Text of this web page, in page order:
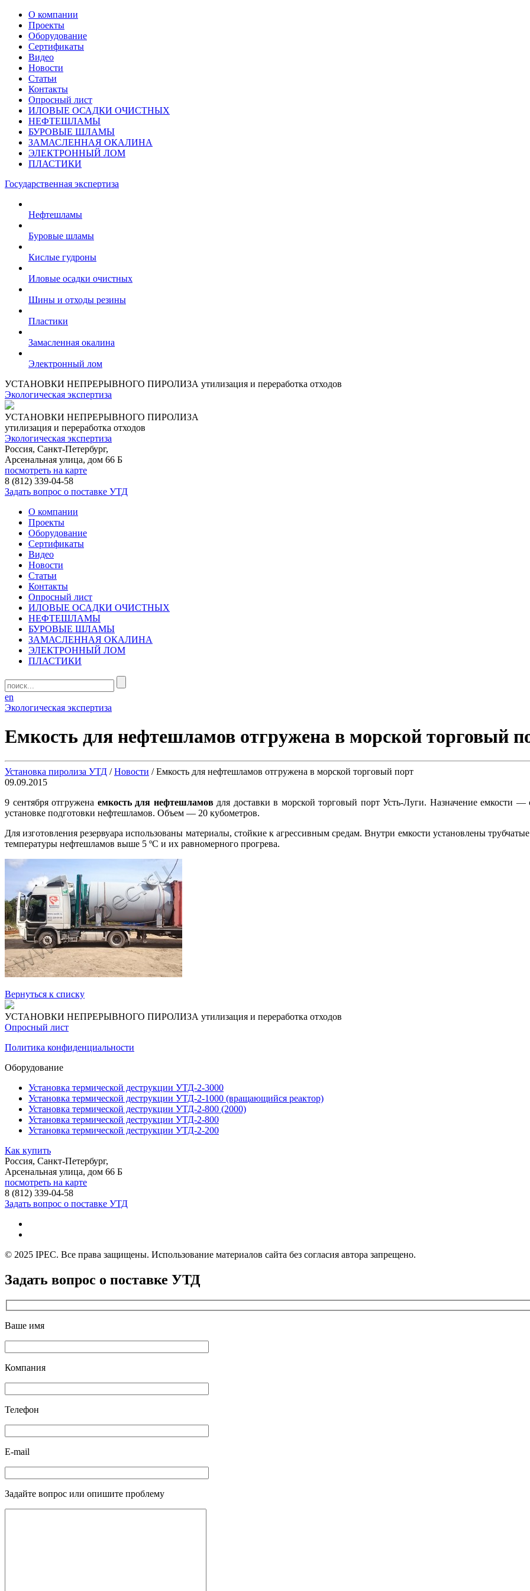
О компании
Проекты
Оборудование
Сертификаты
Видео
Новости
Статьи
Контакты
Опросный лист
ИЛОВЫЕ ОСАДКИ ОЧИСТНЫХ
НЕФТЕШЛАМЫ
БУРОВЫЕ ШЛАМЫ
ЗАМАСЛЕННАЯ ОКАЛИНА
ЭЛЕКТРОННЫЙ ЛОМ
ПЛАСТИКИ
Государственная экспертиза
Нефтешламы
Буровые шламы
Кислые гудроны
Иловые осадки очистных
Шины и отходы резины
Пластики
Замасленная окалина
Электронный лом
УСТАНОВКИ НЕПРЕРЫВНОГО ПИРОЛИЗА утилизация и переработка отходов
Экологическая экспертиза
УСТАНОВКИ НЕПРЕРЫВНОГО ПИРОЛИЗА
утилизация и переработка отходов
Экологическая экспертиза
Россия, Санкт-Петербург,
Арсенальная улица, дом 66 Б
посмотреть на карте
8 (812) 339-04-58
Задать вопрос о поставке УТД
О компании
Проекты
Оборудование
Сертификаты
Видео
Новости
Статьи
Контакты
Опросный лист
ИЛОВЫЕ ОСАДКИ ОЧИСТНЫХ
НЕФТЕШЛАМЫ
БУРОВЫЕ ШЛАМЫ
ЗАМАСЛЕННАЯ ОКАЛИНА
ЭЛЕКТРОННЫЙ ЛОМ
ПЛАСТИКИ
en
Экологическая экспертиза
Емкость для нефтешламов отгружена в морской торговый
Установка пиролиза УТД /Новости /Емкость для нефтешламов отгружена в морской торговый порт
09.09.2015
9 сентября отгружена емкость для нефтешламовдля доставки в морской торговый порт Усть-Луги. Назначение емкости
установке подготовки нефтешламов. Объем — 20 кубометров.
Для изготовления резервуара использованы материалы, стойкие к агрессивным средам. Внутри емкости установлены
температуры нефтешламов выше 5 ºС и их равномерного прогрева.
Вернуться к списку
УСТАНОВКИ НЕПРЕРЫВНОГО ПИРОЛИЗА утилизация и переработка отходов
Опросный лист
Политика конфиденциальности
Оборудование
Установка термической деструкции УТД-2-3000
Установка термической деструкции УТД-2-1000 (вращающийся реактор)
Установка термической деструкции УТД-2-800 (2000)
Установка термической деструкции УТД-2-800
Установка термической деструкции УТД-2-200
Как купить
Россия, Санкт-Петербург,
Арсенальная улица, дом 66 Б
посмотреть на карте
8 (812) 339-04-58
Задать вопрос о поставке УТД
© 2025 IPEC. Все права защищены. Использование материалов сайта без согласия автора запрещено.
Задать вопрос о поставке УТД
Ваше имя
Компания
Телефон
E-mail
Задайте вопрос или опишите проблему